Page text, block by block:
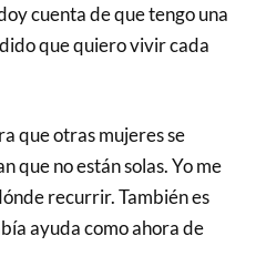
cuenta de que tengo una
que quiero vivir cada
que otras mujeres se
que no están solas. Yo me
recurrir. También es
ayuda como ahora de